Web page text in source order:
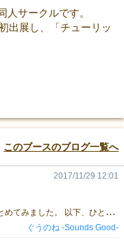
サークルです。
出展し、「チューリッ
このブースのブログ一覧へ
ぐ
うのね -Sounds Good-の出展内容を画像にまとめてみました。 以下、ひとつずつざっくりとご紹介していきます。 靴下とプレゼント（新作） クリスマステーマでバッティング・バースト要素のあるお手軽なカードゲームです。 内容物：カード46枚・点数トークン35個・説明書 ゲームデザイン：紅陽 / アートワーク：ことり寧子 3～5人 / 約30分 / 10歳～ / 予価2,000円 ゲームの詳細はこちらをご覧ください。 皇帝なき帝国 新版（委託） ガーデンゲームズ様からの委託品です。 ことり寧子がアートワークと印刷物のデザイン一式をお手伝いさせていただきました！！ ゲームの詳細はこちら（ガーデンゲームズ様のブログ）をご覧ください。 チューリップ・バブル 第３版 コンポーネントとルールブックについてはこちらをご覧ください。 ３版のルールブックPDF（エラッタ対応済み最新版）はページ最下部からダウンロードしていただけます。 実は今夏に台湾のMoaideas様から中国語・英語版のリリースをしていただきました！ぜんぜんお知らせできなくて申し訳ありませんでした…！（悲しみ） Tulip Bubble | Board Game | BoardGameGeek https://boardgamegeek.com/boardgame/229414/tulip-bubble 同人版は残り在庫が約40部と少なくなっておりますので、ゲームマーケットでの頒布は今回で終了になりそうです。店舗委託についてはすごろくや様にてお取扱いをいただいております。また後日ロールアンドロールステーション様でのお取扱いも始まる予定です。 チューリップ・バブル アップデートキット 旧版（１～２版）をお持ちの方も３版と同じように遊べます。 内容物の詳細はこちらをご覧ください。 ミニ巾着 チューリップ・バブルの駒などを収納できます。在庫が２点のみとなっておりますので売り切れの際はご容赦ください。
2017/11/29 12:01
ぐうのね -Sounds Good-